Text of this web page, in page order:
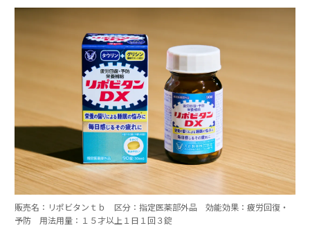
販売名：リポビタンｔｂ 区分：指定医薬部外品 効能効果：疲労回復・
予防 用法用量：１５才以上１日１回３錠